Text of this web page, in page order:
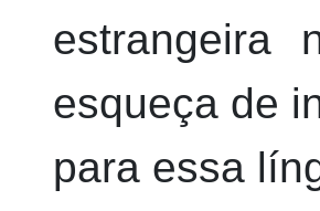
estrangeira
esqueça de
para essa